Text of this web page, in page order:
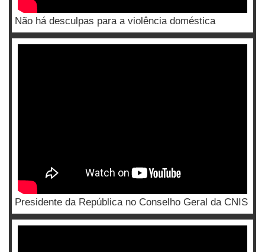
Não há desculpas para a violência doméstica
Presidente da República no Conselho Geral da CNIS